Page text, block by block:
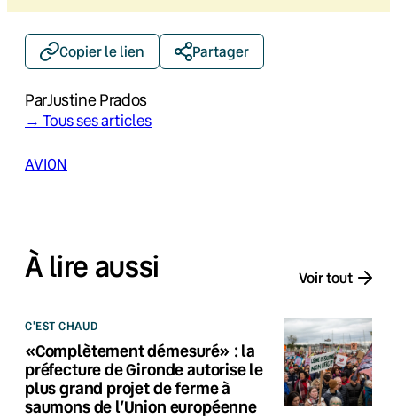
Copier le lien Partager
ParJustine Prados
→ Tous ses articles
AVION
À lire aussi Voir tout
C'EST CHAUD
«Complètement démesuré» : la
préfecture de Gironde autorise le
plus grand projet de ferme à
saumons de l’Union européenne